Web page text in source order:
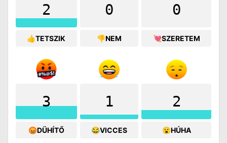
2
👍TETSZIK
0
👎NEM
0
💘SZERETEM
3
😡DÜHÍTŐ
1
😂VICCES
2
😮HÚHA